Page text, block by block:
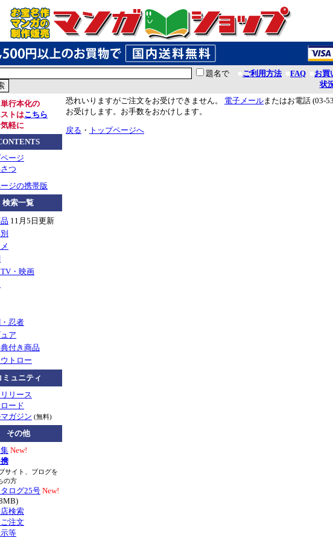
題名で ■ご利用方法■FAQ ■お買
状
行本化の
トはこちら
軽に
ージ
つ
ジの携帯版
検索一覧
11月5日更新
・映画
忍者
ア
付き商品
トロー
ミュニティ
リース
ード
ガジン (無料)
その他
New!
サイト、ブログを
の方
ログ25号 New!
検索
注文
等
恐れいりますがご注文をお受けできません。 電子メールまたはお電話 (03-
お受けします。お手数をおかけします。
戻る ・ トップページへ